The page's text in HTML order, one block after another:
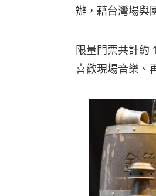
辦，藉台灣場與
限量門票共計約
喜歡現場音樂、